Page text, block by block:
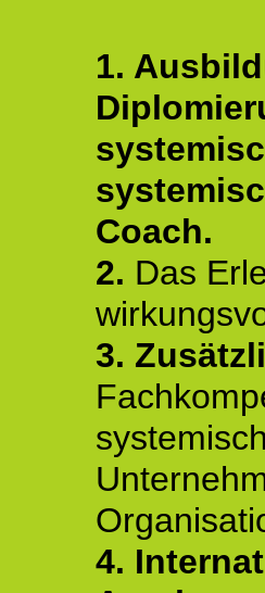
1.
Coach.
2. Das
3.
4.